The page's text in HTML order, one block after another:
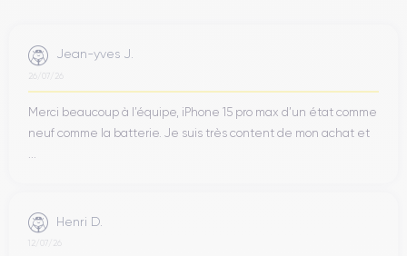
Jean-yves J.
26/07/26
Merci beaucoup à l’équipe, iPhone 15 pro max d’un état comme
neuf comme la batterie. Je suis très content de mon achat et
Henri D.
12/07/26